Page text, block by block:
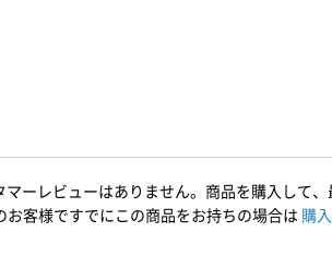
マーレビューはありません。商品を購入して
お客様ですでにこの商品をお持ちの場合は 購